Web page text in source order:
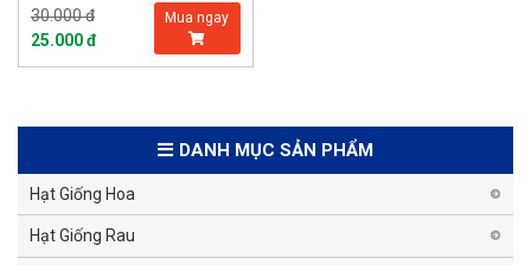
30.000 đ
25.000 đ
Mua ngay
DANH MỤC SẢN PHẨM
Hạt Giống Hoa
Hạt Giống Rau